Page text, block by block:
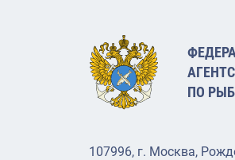
ПО
107996, г. Москва,